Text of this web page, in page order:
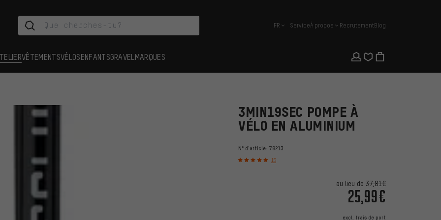
français
FR ServiceÀ propos RecrutementBlog
VÊTEMENTSVÉLOSENFANTSGRAVEL MARQUES
3MIN19SEC POMPE À
VÉLO EN ALUMINIUM
N° d'article: 78213
15
au lieu de 37,81€
25,99€
excl. frais de port